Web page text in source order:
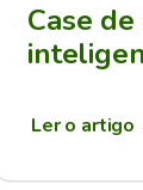
Case
Ler o artigo